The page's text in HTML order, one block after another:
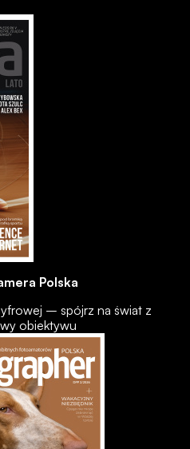
Polska
– spójrz na świat z
obiektywu